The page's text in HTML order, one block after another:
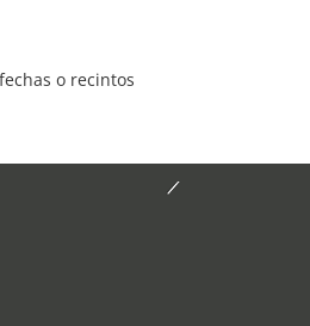
o recintos